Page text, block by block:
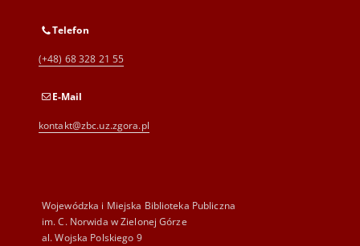
Telefon
(+48) 68 328 21 55
E-Mail
kontakt@zbc.uz.zgora.pl
Wojewódzka i Miejska Biblioteka Publiczna
im. C. Norwida w Zielonej Górze
al. Wojska Polskiego 9